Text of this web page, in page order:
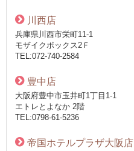
川西店
兵庫県川西市栄町11-1
モザイクボックス2Ｆ
TEL:072-740-2584
豊中店
大阪府豊中市玉井町1丁目1-1
エトレとよなか 2階
TEL:0798-61-5236
帝国ホテルプラザ大阪店